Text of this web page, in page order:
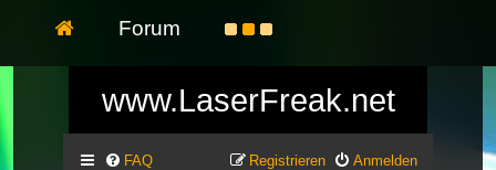
Forum
www.LaserFreak.net
FAQ Anmelden
Registrieren